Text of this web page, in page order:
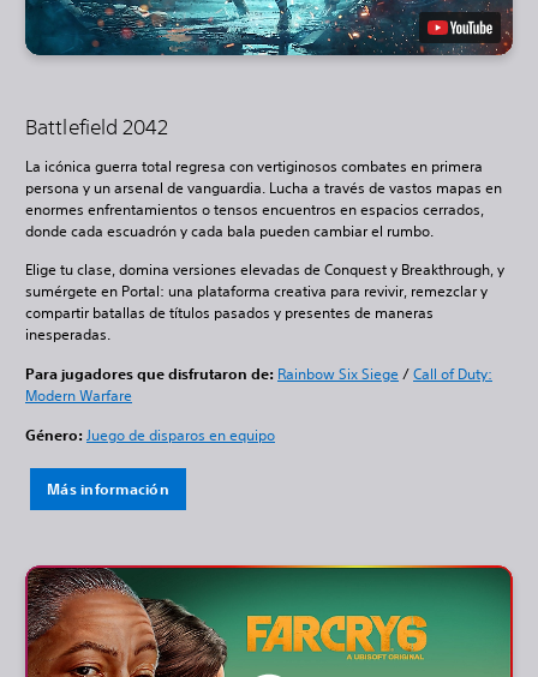
Battlefield 2042
La icónica guerra total regresa con vertiginosos combates en primera
persona y un arsenal de vanguardia. Lucha a través de vastos mapas en
enormes enfrentamientos o tensos encuentros en espacios cerrados,
donde cada escuadrón y cada bala pueden cambiar el rumbo.
Elige tu clase, domina versiones elevadas de Conquest y Breakthrough, y
sumérgete en Portal: una plataforma creativa para revivir, remezclar y
compartir batallas de títulos pasados y presentes de maneras
inesperadas.
Para jugadores que disfrutaron de: Rainbow Six Siege/Call of Duty:
Modern Warfare
Género: Juego de disparos en equipo
Más información